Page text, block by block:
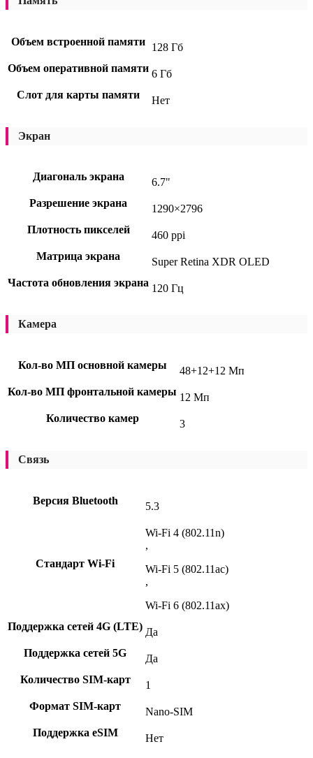
Объем встроенной памяти 128 Гб
Объем оперативной памяти 6 Гб
Слот для карты памяти
Нет
Экран
Диагональ экрана
6.7"
Разрешение экрана
1290×2796
Плотность пикселей
460 ppi
Матрица экрана
Super Retina XDR OLED
Частота обновления экрана 120 Гц
Камера
Кол-во МП основной камеры
48+12+12 Мп
Кол-во МП фронтальной камеры 12 Мп
Количество камер
3
Связь
Версия Bluetooth 5.3
Стандарт Wi-Fi
Wi-Fi 4 (802.11n)
,
Wi-Fi 5 (802.11ac)
,
Wi-Fi 6 (802.11ax)
Поддержка сетей 4G (LTE) Да
Поддержка сетей 5G
Да
Количество SIM-карт
1
Формат SIM-карт
Nano-SIM
Поддержка eSIM
Нет